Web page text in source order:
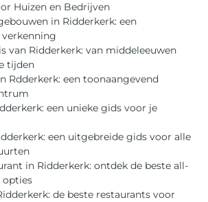
Huizen en Bedrijven
in Ridderkerk: een
van Ridderkerk: van middeleeuwen
tijden
Rdderkerk: een toonaangevend
een unieke gids voor je
een uitgebreide gids voor alle
in Ridderkerk: ontdek de beste all-
opties
de beste restaurants voor